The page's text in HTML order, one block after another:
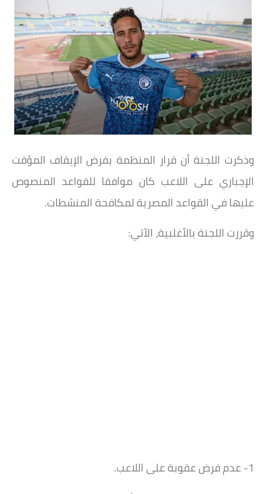
وذكرت اللجنة أن قرار المنظمة بفرض الإيقاف المؤقت
الإجباري على اللاعب كان موافقا للقواعد المنصوص
عليها في القواعد المصرية لمكافحة المنشطات.
وقررت اللجنة بالأغلبية، الآتي:
1- عدم فرض عقوبة على اللاعب.